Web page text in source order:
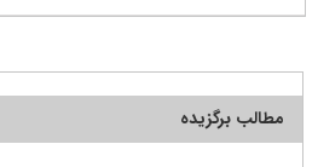
مطالب برگزیده